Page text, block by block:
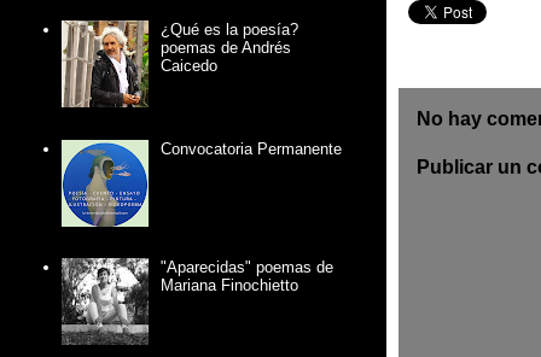
No hay
Publicar un
¿Qué es la poesía?
poemas de Andrés
Caicedo
Convocatoria Permanente
"Aparecidas" poemas de
Mariana Finochietto